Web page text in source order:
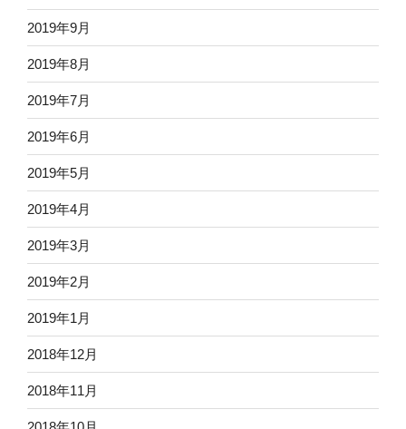
2019年9月
2019年8月
2019年7月
2019年6月
2019年5月
2019年4月
2019年3月
2019年2月
2019年1月
2018年12月
2018年11月